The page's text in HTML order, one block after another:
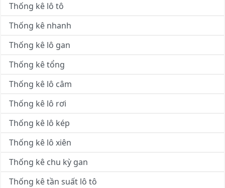
Thống kê lô tô
Thống kê nhanh
Thống kê lô gan
Thống kê tổng
Thống kê lô câm
Thống kê lô rơi
Thống kê lô kép
Thống kê lô xiên
Thống kê chu kỳ gan
Thống kê tần suất lô tô